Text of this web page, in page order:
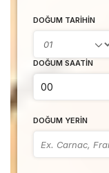
DOĞUM TARIHIN
DOĞUM SAATIN
DOĞUM YERIN